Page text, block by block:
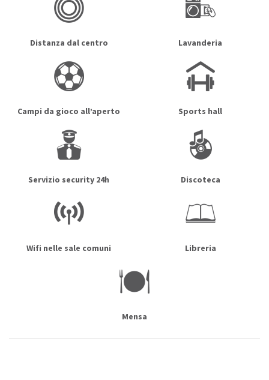
Distanza dal centro Lavanderia
Campi da gioco all’aperto Sports hall
Servizio security 24h Discoteca
Wifi nelle sale comuni Libreria
Mensa